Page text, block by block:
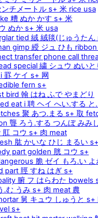
ンチメートル s+ 米 rice usa
糟 ぬか かす s+ 米
ぬか s+ 米 usa
tied 絨 絨毯(じゅうた
gimp 綬 ジュ ひも
transfer phone call
special 繍 シュウ ぬい
罫 ケイ s+ 网
fern s+
bird 翰 はね ふで やまどり
eat i 聘 ヘイ へい.する と.
聚 あつ.まる s+ 取
聾 ろう.する つんぼ みみ
コウ s+ 肉 meat
肱 かいな ひじ まるい s+
part golden 胱 コウ s+
脆 ゼイ もろ.い
part 脛 すね はぎ s+
腑 フ はらわた bowels
.む うみ s+ 肉 meat 農
舅 キュウ しゅうと s+
s+